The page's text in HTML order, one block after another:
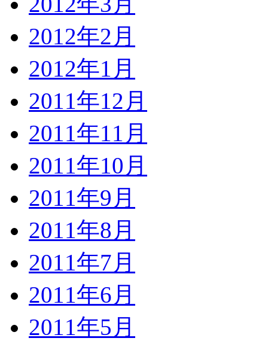
2012年2月
2012年1月
2011年12月
2011年11月
2011年10月
2011年9月
2011年8月
2011年7月
2011年6月
2011年5月